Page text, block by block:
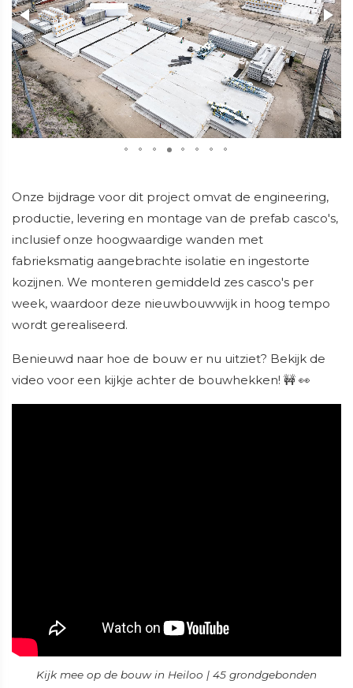
Onze bijdrage voor dit project omvat de engineering,
productie, levering en montage van de prefab casco's,
inclusief onze hoogwaardige wanden met
fabrieksmatig aangebrachte isolatie en ingestorte
kozijnen. We monteren gemiddeld zes casco's per
week, waardoor deze nieuwbouwwijk in hoog tempo
wordt gerealiseerd.
Benieuwd naar hoe de bouw er nu uitziet? Bekijk de
video voor een kijkje achter de bouwhekken! 🚧 👀
Kijk mee op de bouw in Heiloo | 45 grondgebonden